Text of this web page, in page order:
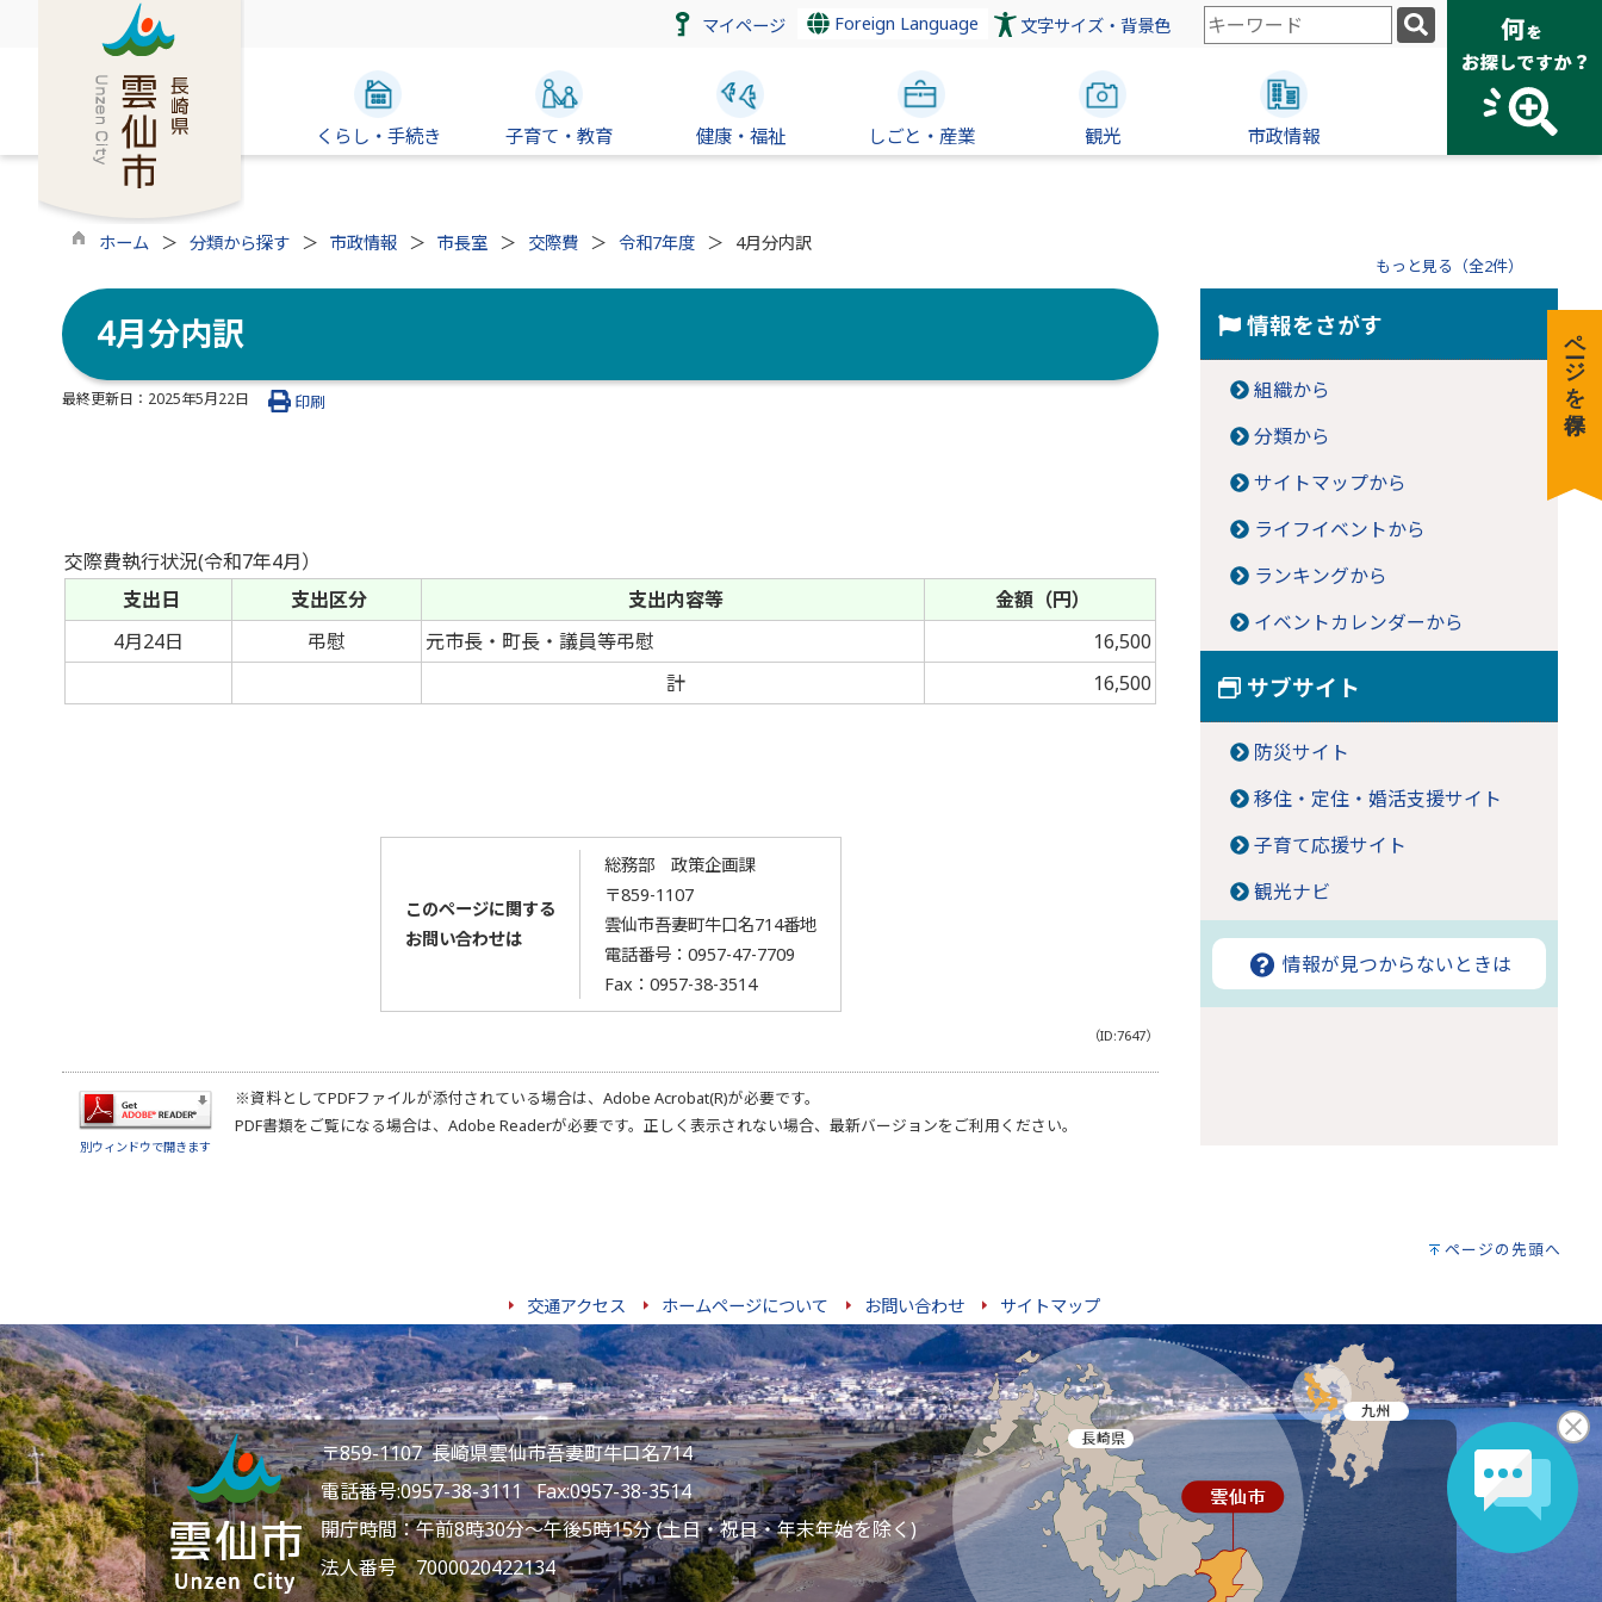
マイページ Foreign Language 文字サイズ・背景色
検
索
ー
くらし・手続き 子育て・教育 健康・福祉 しごと・産業 観光 市政情報
ホーム 分類から探す 市政情報 市長室 交際費 令和7年度 4月分内訳
もっと見る（全2件）
4月分内訳
最終更新日： 2025年5月22日 印刷
交際費執行状況(令和7年4月）
支出日
支出区分 支出内容等
金額（円）
4月24日
弔慰 元市長・町長・議員等弔慰
16,500
計
16,500
このページに関する
お問い合わせは
総務部 政策企画課
〒859-1107
雲仙市吾妻町牛口名714番地
電話番号： 0957-47-7709
Fax：0957-38-3514
（ID:7647）
別ウィンドウで開きます
※資料としてPDFファイルが添付されている場合は、 Adobe Acrobat(R)が必要です。
PDF書類をご覧になる場合は、 Adobe Readerが必要です。正しく表示されない場合、最新バージョンをご利用ください。
情報をさがす
組織から
分類から
サイトマップから
ライフイベントから
ランキングから
イベントカレンダーから
サブサイト
防災サイト
移住・定住・婚活支援サイト
子育て応援サイト
観光ナビ
情報が見つからないときは
ページの先頭へ
交通アクセス ホームページについて お問い合わせ サイトマップ
〒859-1107 長崎県雲仙市吾妻町牛口名714
電話番号:0957-38-3111Fax:0957-38-3514
開庁時間：午前8時30分～午後5時15分 (土日・祝日・年末年始を除く)
法人番号 7000020422134
ページを保存